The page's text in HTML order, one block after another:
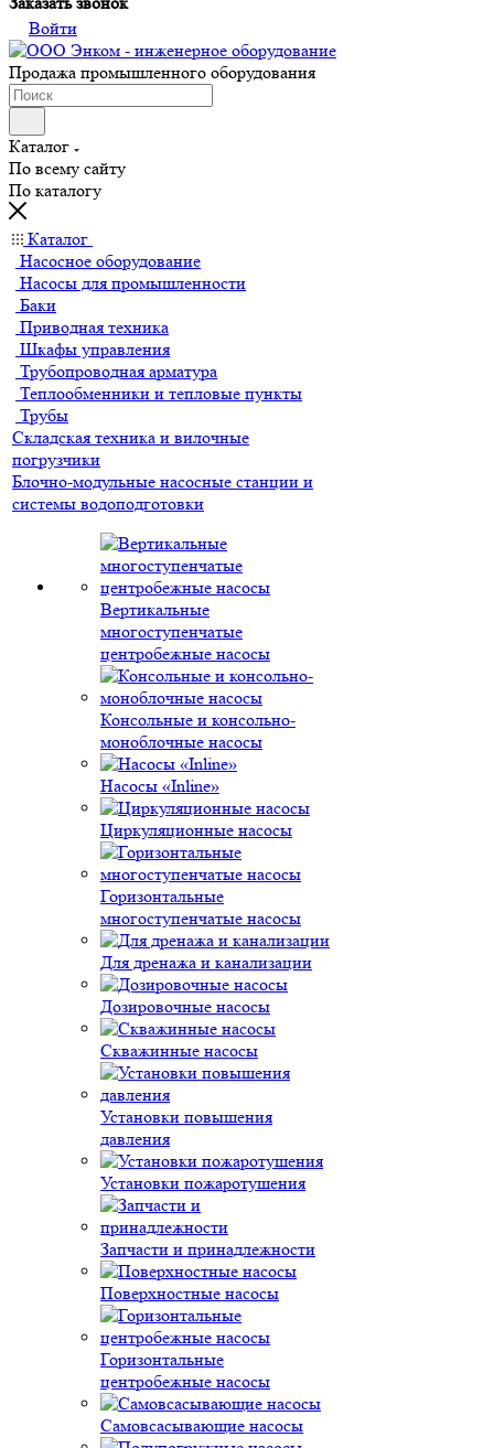
Войти
Продажа промышленного оборудования
Каталог
По всему сайту
По каталогу
Каталог
Насосное оборудование
Насосы для промышленности
Баки
Приводная техника
Шкафы управления
Трубопроводная арматура
Теплообменники и тепловые пункты
Трубы
Складская техника и вилочные
погрузчики
Блочно-модульные насосные станции и
системы водоподготовки
Вертикальные
многоступенчатые
центробежные насосы
Консольные и консольно-
моноблочные насосы
Насосы «Inline»
Циркуляционные насосы
Горизонтальные
многоступенчатые насосы
Для дренажа и канализации
Дозировочные насосы
Скважинные насосы
Установки повышения
давления
Установки пожаротушения
Запчасти и принадлежности
Поверхностные насосы
Горизонтальные
центробежные насосы
Самовсасывающие насосы